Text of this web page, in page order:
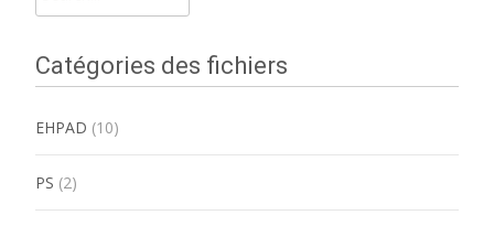
for:
Catégories des fichiers
EHPAD (10)
PS (2)